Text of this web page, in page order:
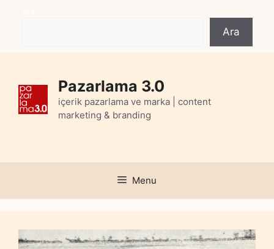
Ara
Pazarlama 3.0
içerik pazarlama ve marka | content
marketing & branding
Menu